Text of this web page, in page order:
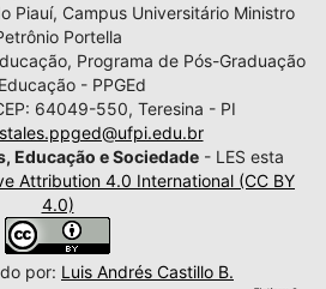
Piauí, Campus Universitário Ministro
Portella
Programa de Pós-Graduação
- PPGEd
64049-550, Teresina - PI
Educação e Sociedade - LES esta
Attribution 4.0 International (CC BY
4.0)
por: Luis Andrés Castillo B.